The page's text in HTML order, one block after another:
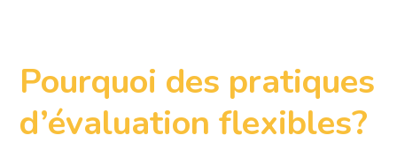
Pourquoi des pratiques
d’évaluation flexibles?